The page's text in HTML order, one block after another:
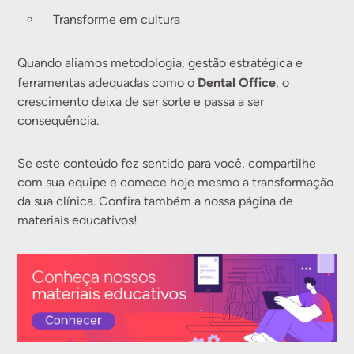
Transforme em cultura
Quando aliamos metodologia, gestão estratégica e
ferramentas adequadas como o Dental Office, o
crescimento deixa de ser sorte e passa a ser
consequência.
Se este conteúdo fez sentido para você, compartilhe
com sua equipe e comece hoje mesmo a transformação
da sua clínica. Confira também a nossa página de
materiais educativos!